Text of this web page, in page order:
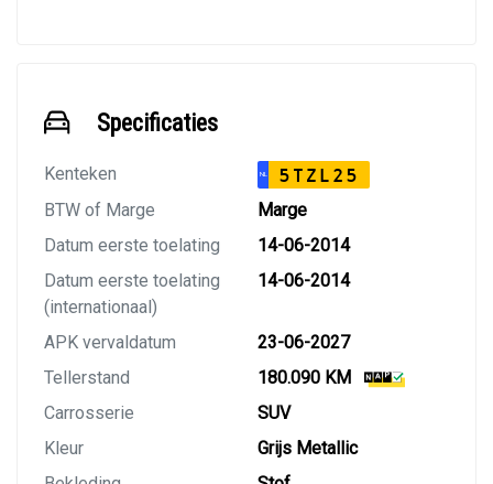
Specificaties
Kenteken NL 5TZL25
BTW of Marge
Marge
Datum eerste toelating
14-06-2014
Datum eerste toelating
(internationaal)
14-06-2014
APK vervaldatum
23-06-2027
Tellerstand
180.090 KM
Carrosserie
SUV
Kleur
Grijs Metallic